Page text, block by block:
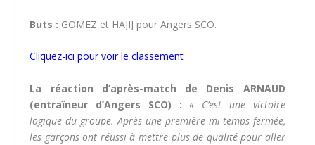
Buts : GOMEZ et HAJIJ pour Angers SCO.
Cliquez-ici pour voir le classement
La réaction d’après-match de Denis ARNAUD
(entraîneur d’Angers SCO) :« C’est une victoire
logique du groupe. Après une première mi-temps fermée,
les garçons ont réussi à mettre plus de qualité pour aller